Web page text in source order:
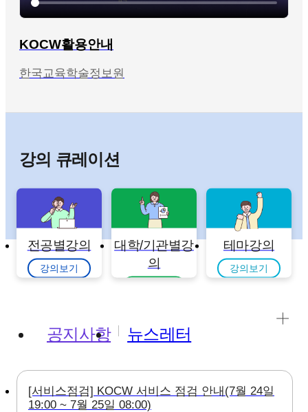
KOCW활용안내
한국교육학술정보원
강의 큐레이션
전공별강의
강의보기
대학/기관별강
의
테마강의
강의보기
공지사항 뉴스레터
[서비스점검] KOCW 서비스 점검 안내(7월 24일
19:00 ~ 7월 25일 08:00)